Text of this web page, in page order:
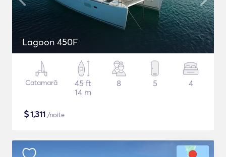
Lagoon 450F
Catamarã
45 ft
14 m
8 5 4
$1,311 /noite